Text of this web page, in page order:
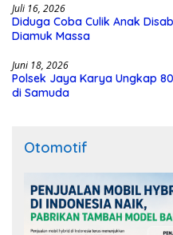
Juli 16, 2026
Diduga Coba Culik Anak
Diamuk Massa
Juni 18, 2026
Polsek Jaya Karya Ungkap
di Samuda
Otomotif